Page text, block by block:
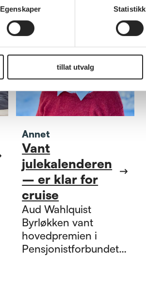
Egenskaper Statistikk
tillat utvalg
Annet
Vant
julekalenderen
– er klar for
cruise
Aud Wahlquist
Byrløkken vant
hovedpremien i
Pensjonistforbundets